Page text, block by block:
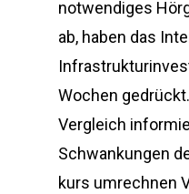
notwendiges
ab, haben das
Wochen
Vergleich
Schwankungen
kurs umrechnen